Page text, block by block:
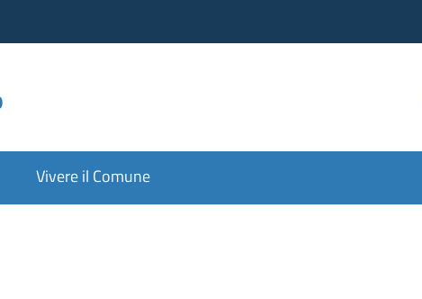
Vivere il Comune